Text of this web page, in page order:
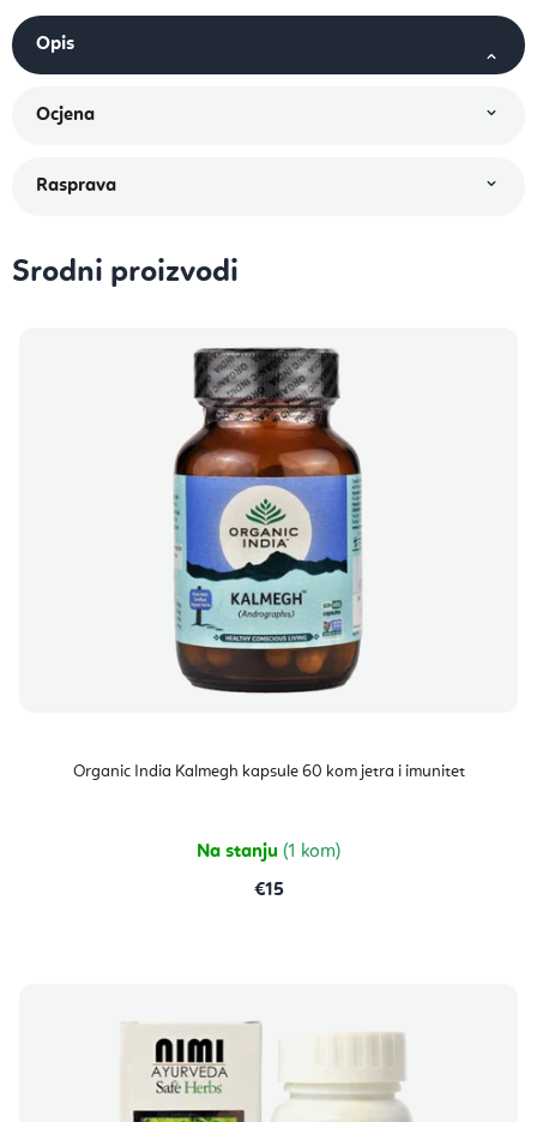
Srodni proizvodi
Organic India Kalmegh kapsule 60 kom jetra i imunitet
Na stanju (1 kom)
€15